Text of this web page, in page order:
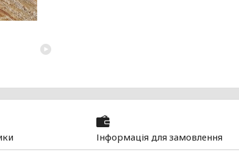
Інформація для замовлення